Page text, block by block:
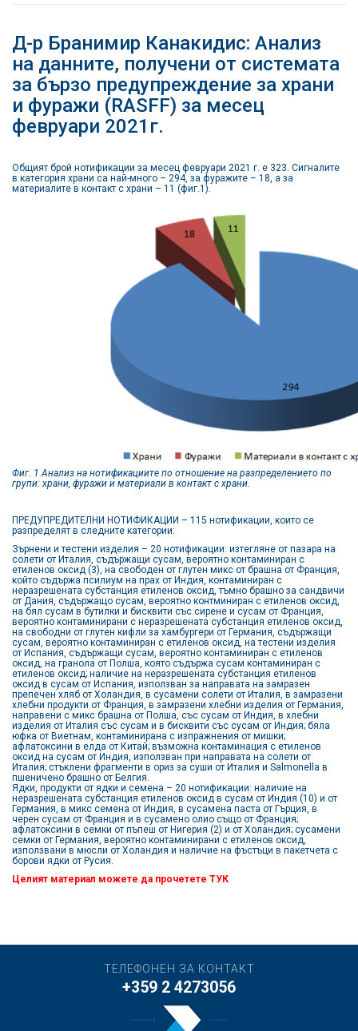
Д-р Бранимир Канакидис: Анализ
на данните, получени от системата
за бързо предупреждение за храни
и фуражи (RASFF) за месец
февруари 2021г.
Общият брой нотификации за месец февруари 2021 г. е 323. Сигналите
в категория храни са най-много – 294, за фуражите – 18, а за
материалите в контакт с храни – 11 (фиг.1).
Фиг. 1 Анализ на нотификациите по отношение на разпределението по
групи: храни, фуражи и материали в контакт с храни.
ПРЕДУПРЕДИТЕЛНИ НОТИФИКАЦИИ – 115 нотификации, които се
разпределят в следните категории:
Зърнени и тестени изделия – 20 нотификации: изтегляне от пазара на
солети от Италия, съдържащи сусам, вероятно контаминиран с
етиленов оксид (3), на свободен от глутен микс от брашна от Франция,
който съдържа псилиум на прах от Индия, контаминиран с
неразрешената субстанция етиленов оксид, тъмно брашно за сандвичи
от Дания, съдържащо сусам, вероятно контминиран с етиленов оксид,
на бял сусам в бутилки и бисквити със сирене и сусам от Франция,
вероятно контаминирани с неразрешената субстанция етиленов оксид,
на свободни от глутен кифли за хамбургери от Германия, съдържащи
сусам, вероятно контаминиран с етиленов оксид, на тестени изделия
от Испания, съдържащи сусам, вероятно контаминиран с етиленов
оксид, на гранола от Полша, която съдържа сусам контаминиран с
етиленов оксид; наличие на неразрешената субстанция етиленов
оксид в сусам от Испания, използван за направата на замразен
препечен хляб от Холандия, в сусамени солети от Италия, в замразени
хлебни продукти от Франция, в замразени хлебни изделия от Германия,
направени с микс брашна от Полша, със сусам от Индия, в хлебни
изделия от Италия със сусам и в бисквити със сусам от Индия; бяла
юфка от Виетнам, контаминирана с изпражнения от мишки;
афлатоксини в елда от Китай; възможна контаминация с етиленов
оксид на сусам от Индия, използван при направата на солети от
Италия; стъклени фрагменти в ориз за суши от Италия и Salmonella в
пшеничено брашно от Белгия.
Ядки, продукти от ядки и семена – 20 нотификации: наличие на
неразрешената субстанция етиленов оксид в сусам от Индия (10) и от
Германия, в микс семена от Индия, в сусамена паста от Гърция, в
черен сусам от Франция и в сусамено олио също от Франция;
афлатоксини в семки от пъпеш от Нигерия (2) и от Холандия; сусамени
семки от Германия, вероятно контаминирани с етиленов оксид,
използвани в мюсли от Холандия и наличие на фъстъци в пакетчета с
борови ядки от Русия.
Целият материал можете да прочетете ТУК
ТЕЛЕФОНЕН ЗА КОНТАКТ
+359 2 4273056